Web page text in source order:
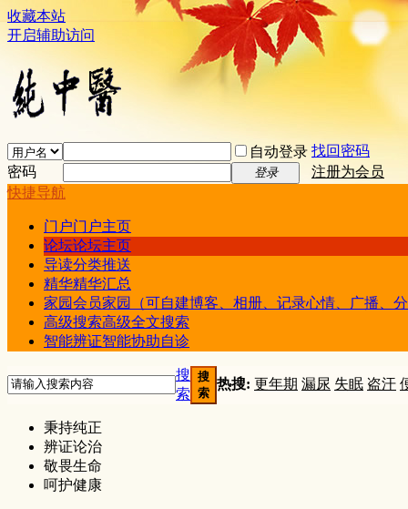
收藏本站
开启辅助访问
自动登录 找回密码
密码
登录
注册为会员
快捷导航
门户门户主页
论坛论坛主页
导读分类推送
精华精华汇总
家园会员家园（可自建博客、相册、记录心情、广播、
高级搜索高级全文搜索
智能辨证智能协助自诊
搜
索
搜
索
热搜: 更年期 漏尿 失眠 盗汗
秉持纯正
辨证论治
敬畏生命
呵护健康